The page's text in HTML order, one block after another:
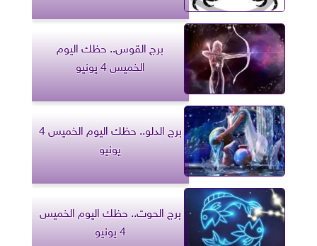
برج القوس.. حظك اليوم
الخميس 4 يونيو
برج الدلو.. حظك اليوم الخميس 4
يونيو
برج الحوت.. حظك اليوم الخميس
4 يونيو